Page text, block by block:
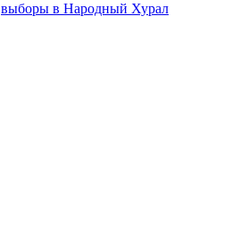
выборы в Народный Хурал